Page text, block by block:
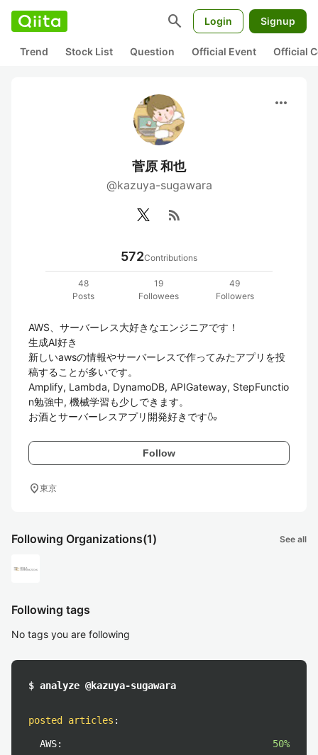
search Login Signup
Trend Stock List Question Official Event Official
more_horiz
菅原 和也
@kazuya-sugawara
rss_feed
572Contributions
48
Posts
19
Followees
49
Followers
AWS、サーバーレス大好きなエンジニアです！
生成AI好き
新しいawsの情報やサーバーレスで作ってみたアプリを投
稿することが多いです。
Amplify, Lambda, DynamoDB, APIGateway, StepFunctio
n勉強中, 機械学習も少しできます。
お酒とサーバーレスアプリ開発好きです🍶
Follow
location_on東京
Following Organizations(1) See all
Following tags
No tags you are following
$ analyze @kazuya-sugawara
posted articles :
AWS:
50%